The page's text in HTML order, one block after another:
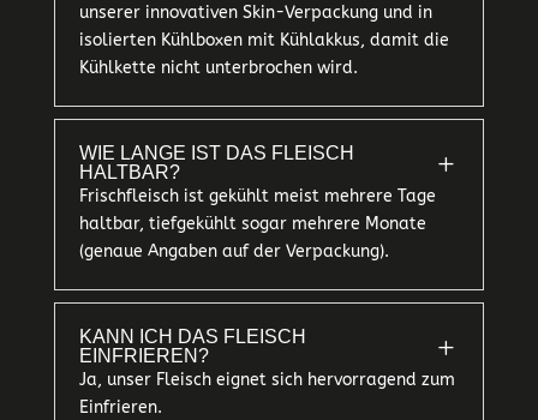
unserer innovativen Skin-Verpackung und in
isolierten Kühlboxen mit Kühlakkus, damit die
Kühlkette nicht unterbrochen wird.
WIE LANGE IST DAS FLEISCH
HALTBAR?
L
Frischfleisch ist gekühlt meist mehrere Tage
haltbar, tiefgekühlt sogar mehrere Monate
(genaue Angaben auf der Verpackung).
KANN ICH DAS FLEISCH
EINFRIEREN?
L
Ja, unser Fleisch eignet sich hervorragend zum
Einfrieren.